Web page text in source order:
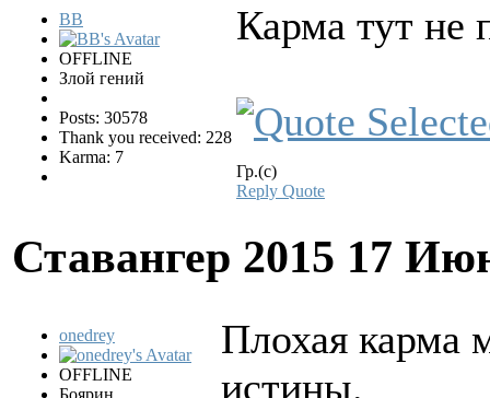
BB
OFFLINE
Злой гений
Posts: 30578
Thank you received: 228
Karma: 7
Карма тут не
Гр.(с)
Reply Quote
Ставангер 2015 17
onedrey
OFFLINE
Боярин
Плохая карма
истины.